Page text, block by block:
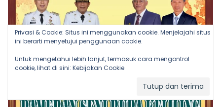
Privasi & Cookie: Situs ini menggunakan cookie. Menjelajahi situs
ini berarti menyetujui penggunaan cookie.
Untuk mengetahui lebih lanjut, termasuk cara mengontrol
cookie, lihat di sini: Kebijakan Cookie